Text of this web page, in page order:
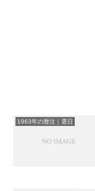
1963年の暦注｜選日